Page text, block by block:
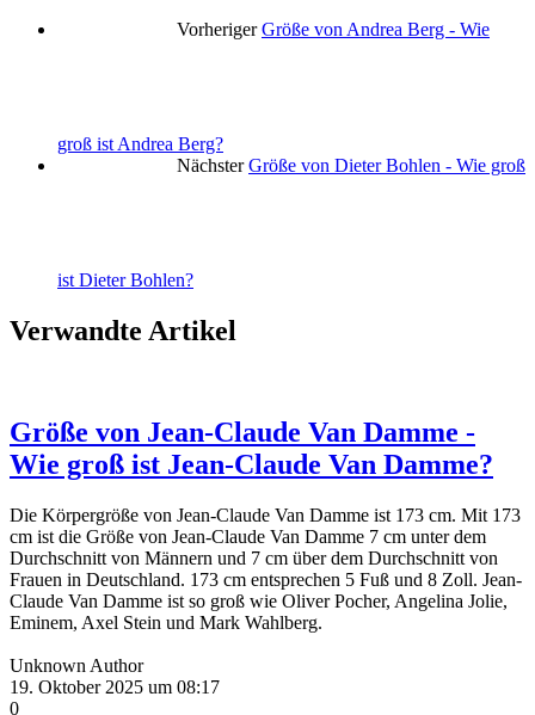
Vorheriger Größe von Andrea Berg - Wie
groß ist Andrea Berg?
Nächster Größe von Dieter Bohlen - Wie groß
ist Dieter Bohlen?
Verwandte Artikel
Größe von Jean-Claude Van Damme -
Wie groß ist Jean-Claude Van Damme?
Die Körpergröße von Jean-Claude Van Damme ist 173 cm. Mit 173
cm ist die Größe von Jean-Claude Van Damme 7 cm unter dem
Durchschnitt von Männern und 7 cm über dem Durchschnitt von
Frauen in Deutschland. 173 cm entsprechen 5 Fuß und 8 Zoll. Jean-
Claude Van Damme ist so groß wie Oliver Pocher, Angelina Jolie,
Eminem, Axel Stein und Mark Wahlberg.
Unknown Author
19. Oktober 2025 um 08:17
0